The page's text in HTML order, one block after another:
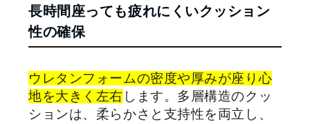
長時間座っても疲れにくいクッション
性の確保
ウレタンフォームの密度や厚みが座り心
地を大きく左右 します。多層構造のクッ
ションは、柔らかさと支持性を両立し、